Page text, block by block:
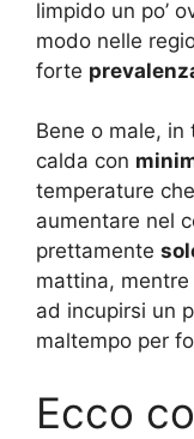
limpido un po’
modo nelle
forte
Bene o male,
calda con
temperature
aumentare nel
prettamente
mattina,
ad incupirsi un
maltempo per
Ecco